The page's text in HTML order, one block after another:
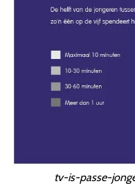
tv-is-passe-